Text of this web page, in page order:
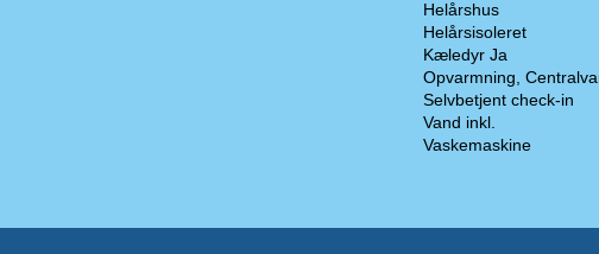
Helårshus
Helårsisoleret
Kæledyr Ja
Opvarmning,
Selvbetjent check-in
Vand inkl.
Vaskemaskine